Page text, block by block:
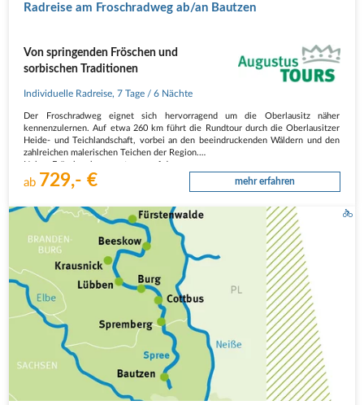
Radreise am Froschradweg ab/an Bautzen
Von springenden Fröschen und
sorbischen Traditionen
Individuelle Radreise,7 Tage / 6 Nächte
Der Froschradweg eignet sich hervorragend um die Oberlausitz näher
kennenzulernen. Auf etwa 260 km führt die Rundtour durch die Oberlausitzer
Heide- und Teichlandschaft, vorbei an den beeindruckenden Wäldern und den
zahlreichen malerischen Teichen der Region.
ab 729,- € mehr erfahren